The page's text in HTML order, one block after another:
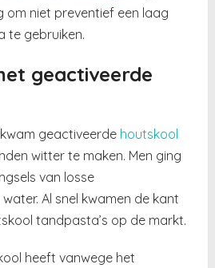
om niet preventief een laag
te gebruiken.
geactiveerde
geactiveerde houtskool
witter te maken. Men ging
van losse
Al snel kwamen de kant
tandpasta’s op de markt.
heeft vanwege het